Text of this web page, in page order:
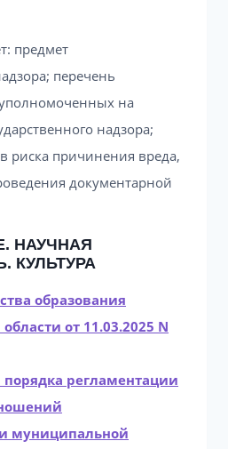
предмет
перечень
на
надзора;
риска причинения вреда,
документарной
НАУЧНАЯ
КУЛЬТУРА
образования
от 11.03.2025 N
регламентации
муниципальной